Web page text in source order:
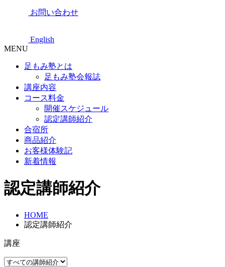
お問い合わせ
English
MENU
足もみ塾とは
足もみ塾会報誌
講座内容
コース料金
開催スケジュール
認定講師紹介
合宿所
商品紹介
お客様体験記
新着情報
認定講師紹介
HOME
認定講師紹介
講座